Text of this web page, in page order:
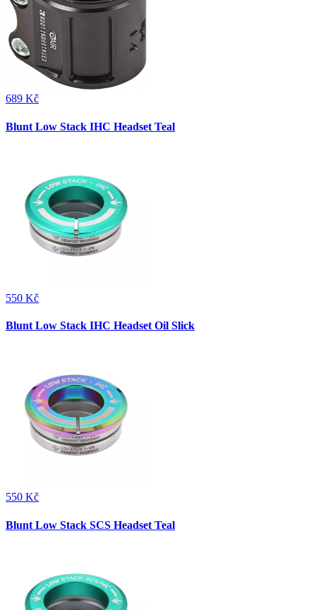
689 Kč
Blunt Low Stack IHC Headset Teal
550 Kč
Blunt Low Stack IHC Headset Oil Slick
550 Kč
Blunt Low Stack SCS Headset Teal